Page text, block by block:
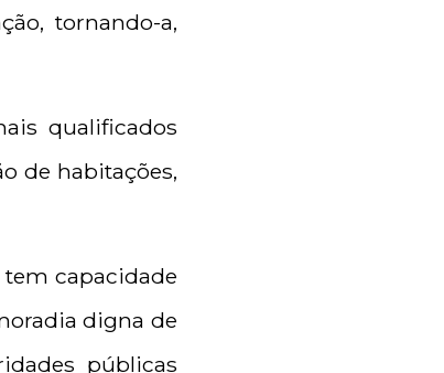
tornando-a,
qualificados
de habitações,
tem capacidade
digna de
públicas